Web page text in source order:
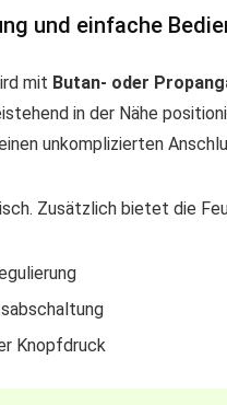
und einfache
mit Butan- oder
in der Nähe
unkomplizierten
Zusätzlich bietet die
Knopfdruck